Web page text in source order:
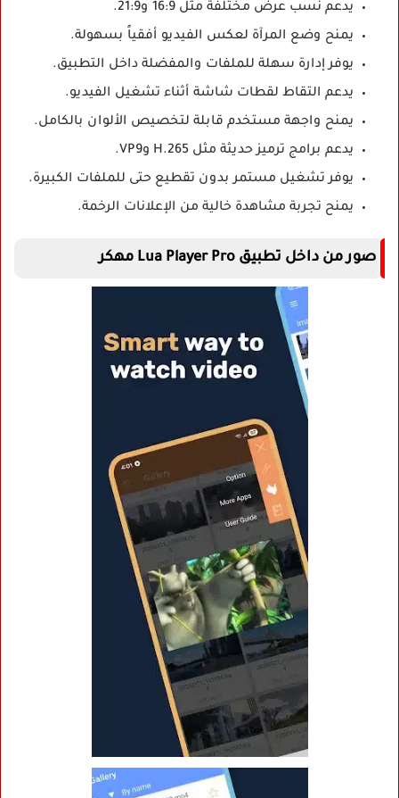
يدعم نسب عرض مختلفة مثل 16:9 و21:9.
يمنح وضع المرآة لعكس الفيديو أفقياً بسهولة.
يوفر إدارة سهلة للملفات والمفضلة داخل التطبيق.
يدعم التقاط لقطات شاشة أثناء تشغيل الفيديو.
يمنح واجهة مستخدم قابلة لتخصيص الألوان بالكامل.
يدعم برامج ترميز حديثة مثل H.265 وVP9.
يوفر تشغيل مستمر بدون تقطيع حتى للملفات الكبيرة.
يمنح تجربة مشاهدة خالية من الإعلانات الرخمة.
صور من داخل تطبيق Lua Player Pro مهكر